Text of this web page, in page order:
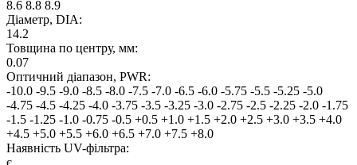
8.6 8.8 8.9
Дiаметр, DIA:
14.2
Товщина по центру, мм:
0.07
Оптичний діапазон, PWR:
-10.0 -9.5 -9.0 -8.5 -8.0 -7.5 -7.0 -6.5 -6.0 -5.75 -5.5 -5.25 -5.0
-4.75 -4.5 -4.25 -4.0 -3.75 -3.5 -3.25 -3.0 -2.75 -2.5 -2.25 -2.0 -1.75
-1.5 -1.25 -1.0 -0.75 -0.5 +0.5 +1.0 +1.5 +2.0 +2.5 +3.0 +3.5 +4.0
+4.5 +5.0 +5.5 +6.0 +6.5 +7.0 +7.5 +8.0
Наявнiсть UV-фiльтра:
є